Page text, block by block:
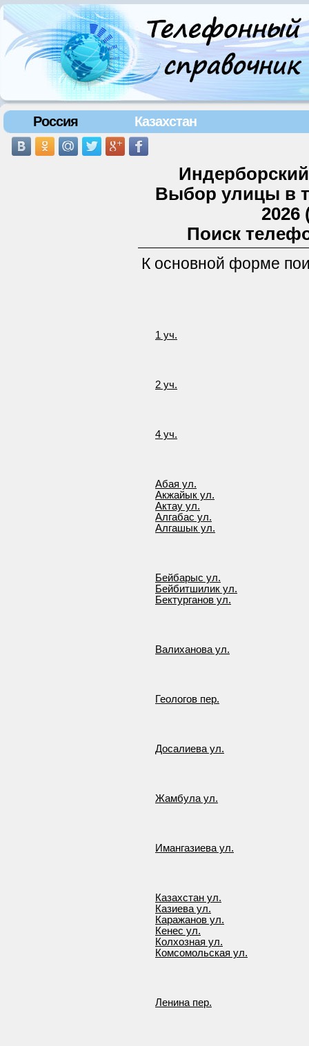
Россия Казахстан
Выбор улицы в
2026
Поиск
К основной форме
1 уч.
2 уч.
4 уч.
Абая ул.
Акжайык ул.
Актау ул.
Алгабас ул.
Алгашык ул.
Бейбарыс ул.
Бейбитшилик ул.
Бектурганов ул.
Валиханова ул.
Геологов пер.
Досалиева ул.
Жамбула ул.
Имангазиева ул.
Казахстан ул.
Казиева ул.
Каражанов ул.
Кенес ул.
Колхозная ул.
Комсомольская ул.
Ленина пер.